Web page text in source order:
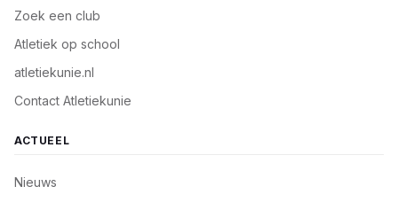
Zoek een club
Atletiek op school
atletiekunie.nl
Contact Atletiekunie
ACTUEEL
Nieuws